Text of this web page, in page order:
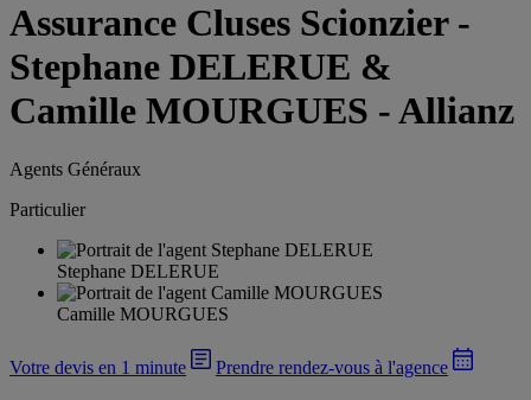
Assurance Cluses Scionzier-
Stephane DELERUE &
Camille MOURGUES - Allianz
Agents Généraux
Particulier
Stephane DELERUE
Camille MOURGUES
Votre devis en 1 minute Prendre rendez-vous à l'agence